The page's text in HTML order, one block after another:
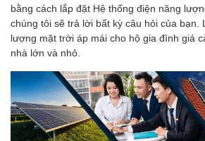
bằng cách lắp đặt Hệ thống điện năng
chúng tôi sẽ trả lời bất kỳ câu hỏi của bạn.
lượng mặt trời áp mái cho hộ gia đình giá
nhà lớn và nhỏ.